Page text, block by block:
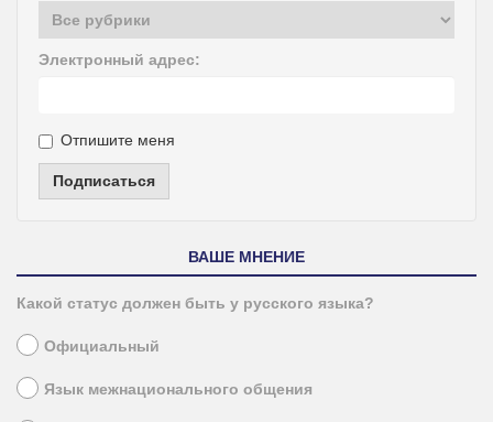
Электронный адрес:
Отпишите меня
Подписаться
ВАШЕ МНЕНИЕ
Какой статус должен быть у русского языка?
Официальный
Язык межнационального общения